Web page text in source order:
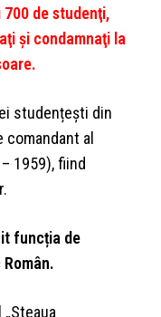
de studenţi,
şi condamnaţi la
studențești din
al
1959), fiind
funcția de